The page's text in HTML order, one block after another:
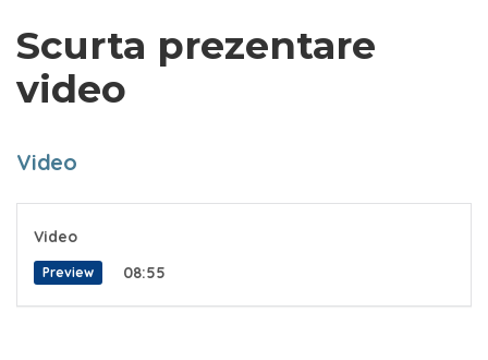
Scurta prezentare
video
Video
Video
Preview 08:55